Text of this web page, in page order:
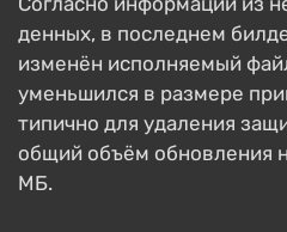
денных, в последнем
изменён исполняемый
уменьшился в размере
типично для удаления
общий объём обновления
МБ.